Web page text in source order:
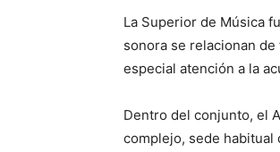
La Superior de Música
sonora se relacionan
especial atención a la
Dentro del conjunto, el
complejo, sede habitual